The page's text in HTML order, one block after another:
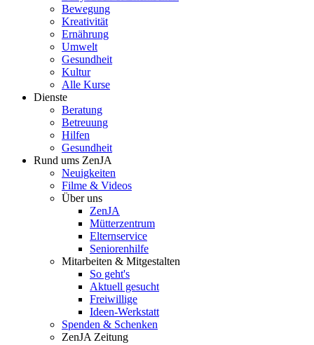
Bewegung
Kreativität
Ernährung
Umwelt
Gesundheit
Kultur
Alle Kurse
Dienste
Beratung
Betreuung
Hilfen
Gesundheit
Rund ums ZenJA
Neuigkeiten
Filme & Videos
Über uns
ZenJA
Mütterzentrum
Elternservice
Seniorenhilfe
Mitarbeiten & Mitgestalten
So geht's
Aktuell gesucht
Freiwillige
Ideen-Werkstatt
Spenden & Schenken
ZenJA Zeitung